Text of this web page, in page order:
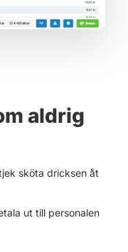
aldrig
sköta dricksen åt
ut till personalen